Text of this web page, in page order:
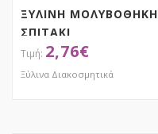
ΞΥΛΙΝΗ ΜΟΛΥΒΟΘΗΚΗ
ΣΠΙΤΑΚΙ
2,76€
Ξύλινα Διακοσμητικά